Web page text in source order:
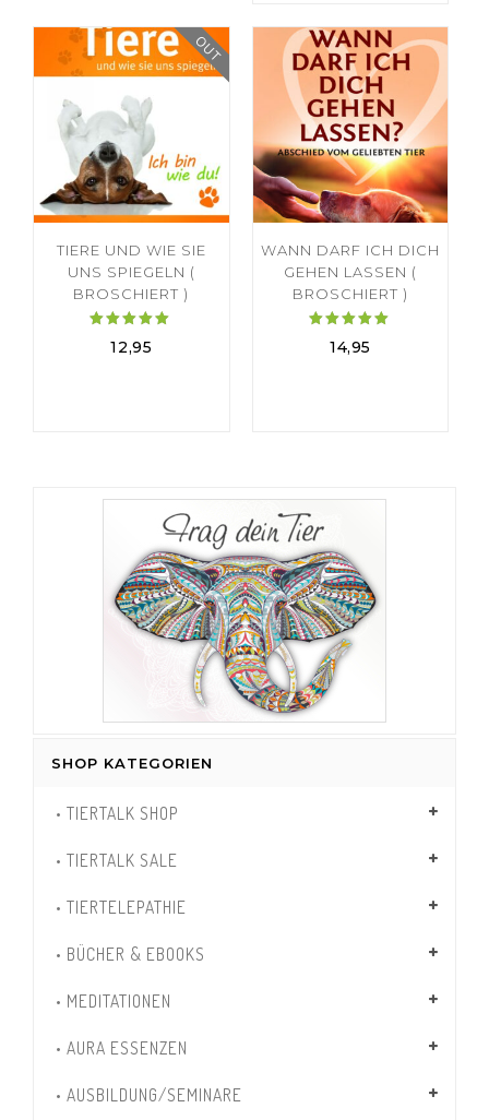
OUT
TIERE UND WIE SIE
UNS SPIEGELN (
BROSCHIERT )
mit
12,95
WANN DARF ICH DICH
GEHEN LASSEN (
BROSCHIERT )
mit
14,95
SHOP KATEGORIEN
• TIERTALK SHOP
• TIERTALK SALE
• TIERTELEPATHIE
• BÜCHER & EBOOKS
• MEDITATIONEN
• AURA ESSENZEN
• AUSBILDUNG/SEMINARE